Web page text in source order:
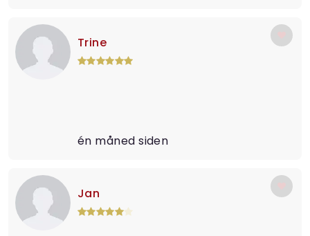
Trine
én måned siden
Jan